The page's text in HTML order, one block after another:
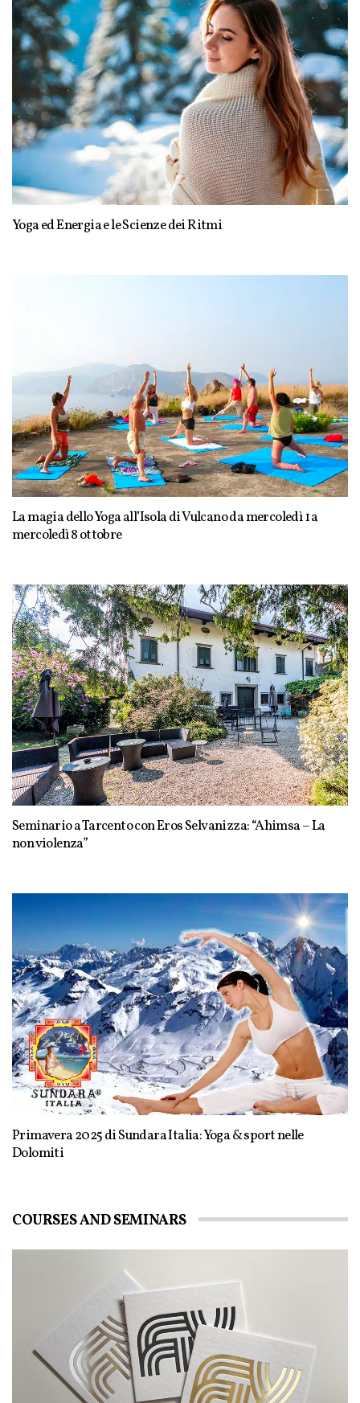
Yoga ed Energia e le Scienze dei Ritmi
La magia dello Yoga all’Isola di Vulcano da mercoledì 1 a
mercoledì 8 ottobre
Seminario a Tarcento con Eros Selvanizza: “Ahimsa – La
non violenza”
Primavera 2025 di Sundara Italia: Yoga & sport nelle
Dolomiti
COURSES AND SEMINARS